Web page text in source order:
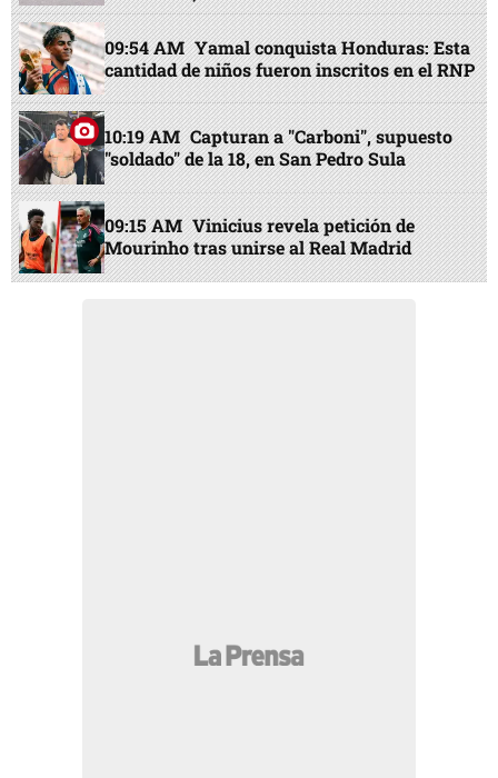
09:54 AM Yamal conquista Honduras: Esta
cantidad de niños fueron inscritos en el RNP
10:19 AM Capturan a "Carboni", supuesto
"soldado" de la 18, en San Pedro Sula
09:15 AM Vinicius revela petición de
Mourinho tras unirse al Real Madrid